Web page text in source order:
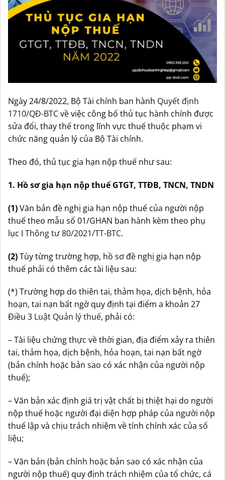
Ngày 24/8/2022, Bộ Tài chính ban hành Quyết định
1710/QĐ-BTCvề việc công bố thủ tục hành chính được
sửa đổi, thay thế trong lĩnh vực thuế thuộc phạm vi
chức năng quản lý của Bộ Tài chính.
Theo đó, thủ tục gia hạn nộp thuế như sau:
1. Hồ sơ gia hạn nộp thuế GTGT, TTĐB, TNCN, TNDN
(1)Văn bản đề nghị gia hạn nộp thuế của người nộp
thuế theo mẫu số 01/GHAN ban hành kèm theo phụ
lục I Thông tư 80/2021/TT-BTC.
(2)Tùy từng trường hợp, hồ sơ đề nghị gia hạn nộp
thuế phải có thêm các tài liệu sau:
(*) Trường hợp do thiên tai, thảm họa, dịch bệnh, hỏa
hoạn, tai nạn bất ngờ quy định tại điểm a khoản 27
Điều 3 Luật Quản lý thuế, phải có:
– Tài liệu chứng thực về thời gian, địa điểm xảy ra thiên
tai, thảm họa, dịch bệnh, hỏa hoạn, tai nạn bất ngờ
(bản chính hoặc bản sao có xác nhận của người nộp
thuế);
– Văn bản xác định giá trị vật chất bị thiệt hại do người
nộp thuế hoặc người đại diện hợp pháp của người nộp
thuế lập và chịu trách nhiệm về tính chính xác của số
liệu;
– Văn bản (bản chính hoặc bản sao có xác nhận của
người nộp thuế) quy định trách nhiệm của tổ chức, cá